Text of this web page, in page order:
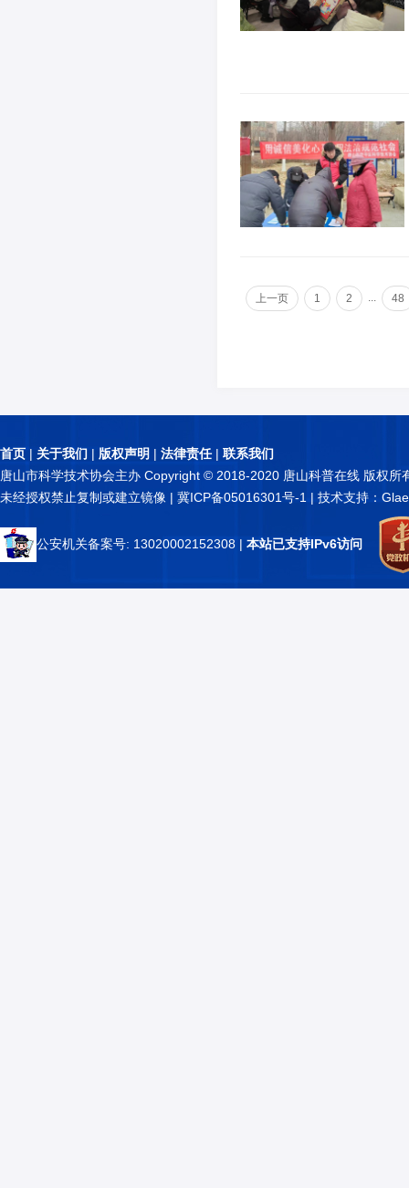
上一页 1 2 ... 48
首页 | 关于我们 | 版权声明 | 法律责任| 联系我们
唐山市科学技术协会主办 Copyright © 2018-2020 唐山科普在线 版权所
未经授权禁止复制或建立镜像 | 冀ICP备05016301号-1 | 技术支持：
公安机关备案号: 13020002152308 | 本站已支持IPv6访问